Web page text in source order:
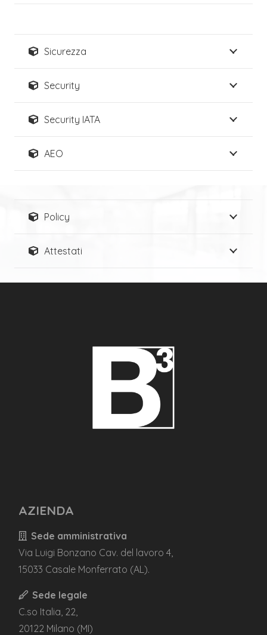
Sicurezza
Security
Security IATA
AEO
Policy
Attestati
AZIENDA
Sede amministrativa
Via Luigi Bonzano Cav. del lavoro 4,
15033 Casale Monferrato (AL).
Sede legale
C.so Italia, 22,
20122 Milano (MI)